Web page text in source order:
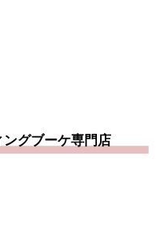
グブーケ専門店